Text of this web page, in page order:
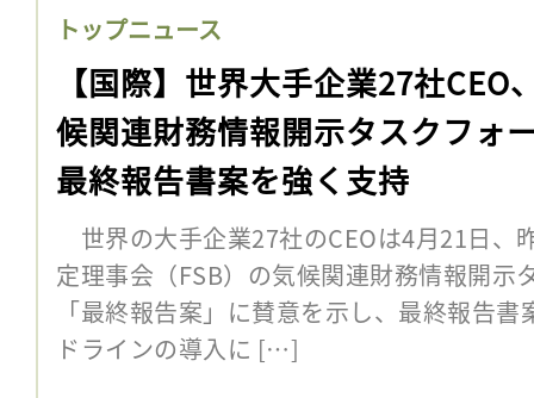
トップニュース
【国際】世界大手企業27社CEO
候関連財務情報開示タスクフォ
最終報告書案を強く支持
世界の大手企業27社のCEOは4月21日、
定理事会（FSB）の気候関連財務情報開示
「最終報告案」に賛意を示し、最終報告
ドラインの導入に […]